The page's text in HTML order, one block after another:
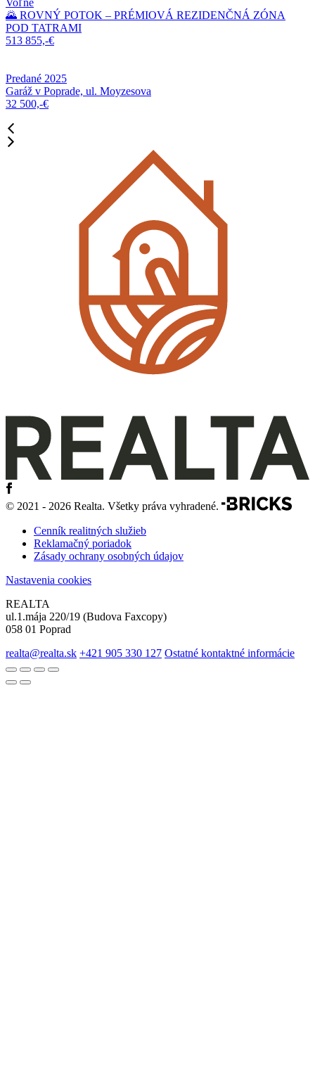
Voľné
🌄 ROVNÝ POTOK – PRÉMIOVÁ REZIDENČNÁ ZÓNA
POD TATRAMI
513 855,-€
Predané 2025
Garáž v Poprade, ul. Moyzesova
32 500,-€
© 2021 - 2026 Realta. Všetky práva vyhradené.
Cenník realitných služieb
Reklamačný poriadok
Zásady ochrany osobných údajov
Nastavenia cookies
REALTA
ul.1.mája 220/19 (Budova Faxcopy)
058 01 Poprad
realta@realta.sk +421 905 330 127 Ostatné kontaktné informácie